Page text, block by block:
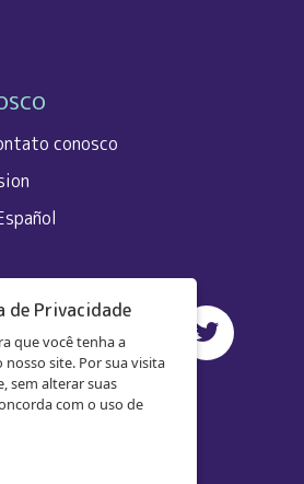
conosco
de Privacidade
que você tenha a
site. Por sua visita
sem alterar suas
com o uso de